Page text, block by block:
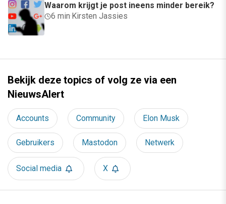
Waarom krijgt je post ineens minder bereik?
6 min· Kirsten Jassies
Bekijk deze topics of volg ze via een
NieuwsAlert
Accounts Community Elon Musk
Gebruikers Mastodon Netwerk
Social media X